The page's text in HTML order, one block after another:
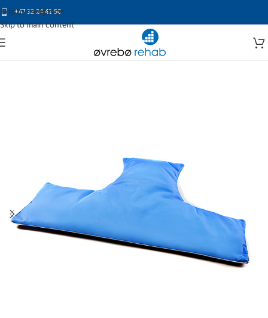
Skip to navigation
Skip to main content
+47 32 24 42 50